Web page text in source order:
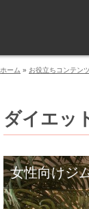
ホーム » お役立ちコンテン
ダイエッ
女性向けジ